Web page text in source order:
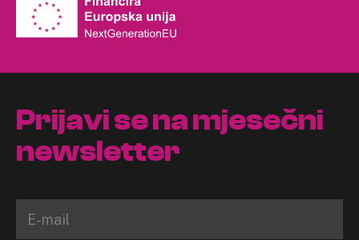
Prijavi se na mjesečni
newsletter